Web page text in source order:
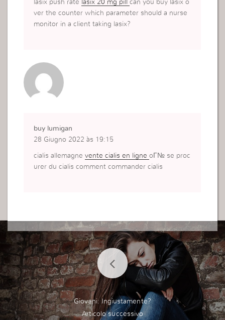
lasix push rate lasix 20 mg pillcan you buy lasix o
ver the counter which parameter should a nurse
monitor in a client taking lasix?
buy lumigan
28 Giugno 2022 às 19:15
cialis allemagnevente cialis en ligneoГ№ se proc
urer du cialis comment commander cialis
Giovani: Ingiustamente?